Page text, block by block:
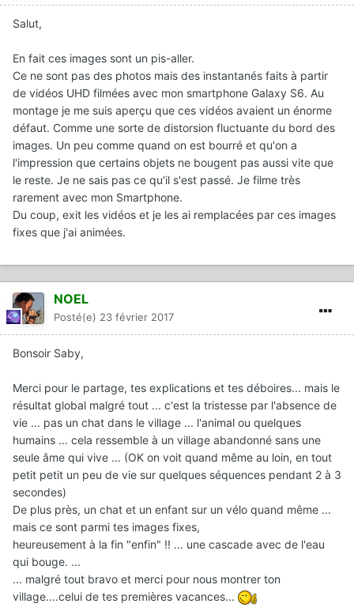
Salut,
En fait ces images sont un pis-aller.
Ce ne sont pas des photos mais des instantanés faits à partir
de vidéos UHD filmées avec mon smartphone Galaxy S6. Au
montage je me suis aperçu que ces vidéos avaient un énorme
défaut. Comme une sorte de distorsion fluctuante du bord des
images. Un peu comme quand on est bourré et qu'on a
l'impression que certains objets ne bougent pas aussi vite que
le reste. Je ne sais pas ce qu'il s'est passé. Je filme très
rarement avec mon Smartphone.
Du coup, exit les vidéos et je les ai remplacées par ces images
fixes que j'ai animées.
NOEL
Posté(e) 23 février 2017
Bonsoir Saby,
Merci pour le partage, tes explications et tes déboires... mais le
résultat global malgré tout ... c'est la tristesse par l'absence de
vie ... pas un chat dans le village ... l'animal ou quelques
humains ... cela ressemble à un village abandonné sans une
seule âme qui vive ... (OK on voit quand même au loin, en tout
petit petit un peu de vie sur quelques séquences pendant 2 à 3
secondes)
De plus près, un chat et un enfant sur un vélo quand même ...
mais ce sont parmi tes images fixes,
heureusement à la fin "enfin" !! ... une cascade avec de l'eau
qui bouge. ...
... malgré tout bravo et merci pour nous montrer ton
village....celui de tes premières vacances...